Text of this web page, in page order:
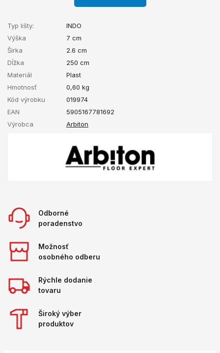
Typ lišty:
INDO
Výška
7 cm
Šírka
2.6 cm
Dĺžka
250 cm
Materiál
Plast
Hmotnosť
0,60 kg
Kód výrobku
019974
EAN
5905167781692
Výrobca
Arbiton
Odborné
poradenstvo
Možnosť
osobného odberu
Rýchle dodanie
tovaru
Široký výber
produktov